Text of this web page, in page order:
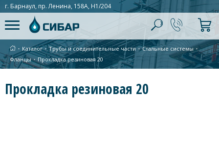
г. Барнаул, пр. Ленина, 158А, Н1/204
∙ Каталог ∙Трубы и соединительные части ∙Стальные системы ∙
Фланцы ∙ Прокладка резиновая 20
Прокладка резиновая 20